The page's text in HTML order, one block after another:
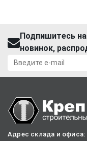
Подпишитесь
новинок,
Адрес склада и офиса: